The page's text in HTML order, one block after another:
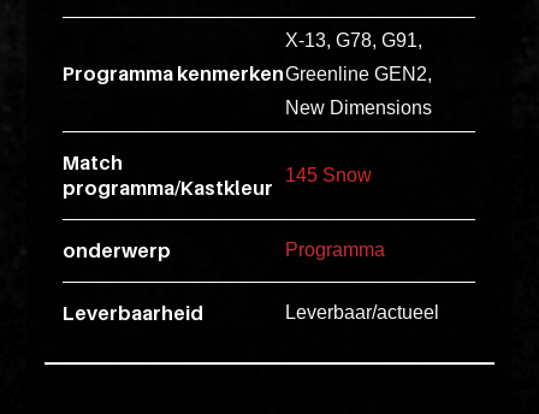
Programma kenmerken
X-13, G78, G91,
Greenline GEN2,
New Dimensions
Match
programma/Kastkleur
145 Snow
onderwerp Programma
Leverbaarheid Leverbaar/actueel
optio
Title